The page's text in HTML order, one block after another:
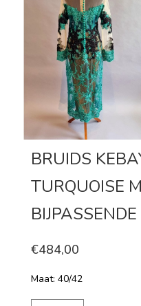
BRUIDS
TURQUOISE
€484,00
Maat: 40/42